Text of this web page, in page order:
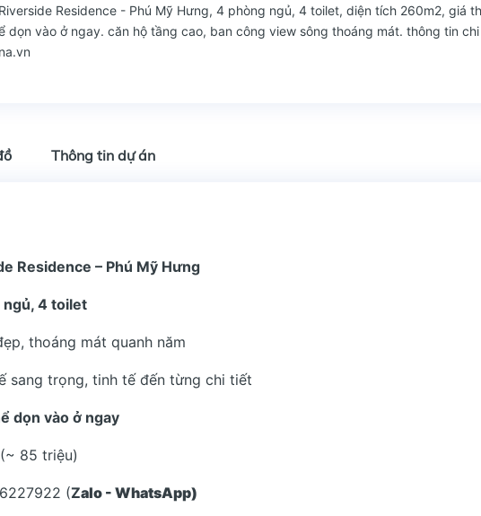
Residence - Phú Mỹ Hưng, 4 phòng ngủ, 4 toilet, diện tích 260m2, giá
dọn vào ở ngay. căn hộ tầng cao, ban công view sông thoáng mát. thông tin
Thông tin dự án
Residence – Phú Mỹ Hưng
4 toilet
thoáng mát quanh năm
sang trọng, tinh tế đến từng chi tiết
dọn vào ở ngay
85 triệu)
(Zalo - WhatsApp)